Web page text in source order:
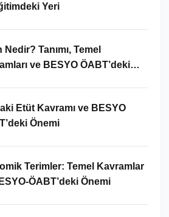
Yeri
Nedir? Tanımı, Temel
ve BESYO ÖABT’deki
Etüt Kavramı ve BESYO
Önemi
Terimler: Temel Kavramlar
ÖABT’deki Önemi